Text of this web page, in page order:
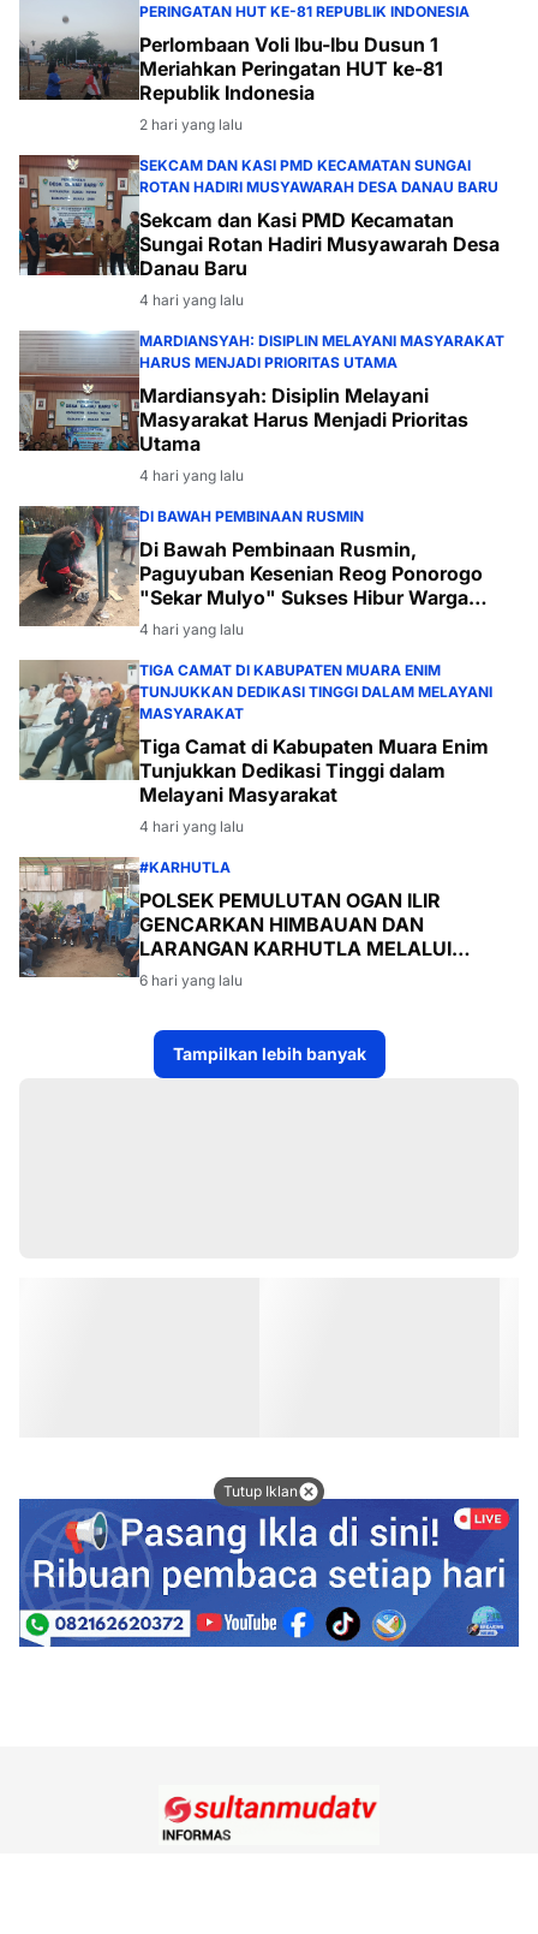
PERINGATAN HUT KE-81 REPUBLIK INDONESIA
Perlombaan Voli Ibu-Ibu Dusun 1
Meriahkan Peringatan HUT ke-81
Republik Indonesia
2 hari yang lalu
SEKCAM DAN KASI PMD KECAMATAN SUNGAI
ROTAN HADIRI MUSYAWARAH DESA DANAU BARU
Sekcam dan Kasi PMD Kecamatan
Sungai Rotan Hadiri Musyawarah Desa
Danau Baru
4 hari yang lalu
MARDIANSYAH: DISIPLIN MELAYANI MASYARAKAT
HARUS MENJADI PRIORITAS UTAMA
Mardiansyah: Disiplin Melayani
Masyarakat Harus Menjadi Prioritas
Utama
4 hari yang lalu
DI BAWAH PEMBINAAN RUSMIN
Di Bawah Pembinaan Rusmin,
Paguyuban Kesenian Reog Ponorogo
"Sekar Mulyo" Sukses Hibur Warga
Desa Payabakal
4 hari yang lalu
TIGA CAMAT DI KABUPATEN MUARA ENIM
TUNJUKKAN DEDIKASI TINGGI DALAM MELAYANI
MASYARAKAT
Tiga Camat di Kabupaten Muara Enim
Tunjukkan Dedikasi Tinggi dalam
Melayani Masyarakat
4 hari yang lalu
#KARHUTLA
POLSEK PEMULUTAN OGAN ILIR
GENCARKAN HIMBAUAN DAN
LARANGAN KARHUTLA MELALUI
PROGRAM TSKD (TOURING SAMBANG
KE DESA-DESA
6 hari yang lalu
Tampilkan lebih banyak
Tutup Iklan